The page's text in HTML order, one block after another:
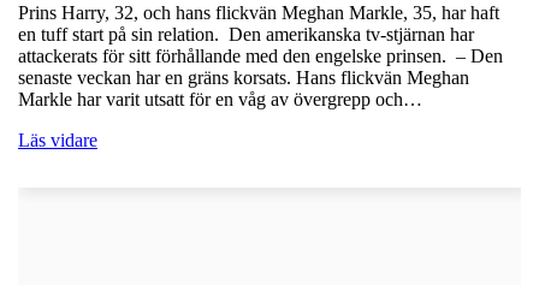
Prins Harry, 32, och hans flickvän Meghan Markle, 35, har haft
en tuff start på sin relation. Den amerikanska tv-stjärnan har
attackerats för sitt förhållande med den engelske prinsen. – Den
senaste veckan har en gräns korsats. Hans flickvän Meghan
Markle har varit utsatt för en våg av övergrepp och…
Läs vidare